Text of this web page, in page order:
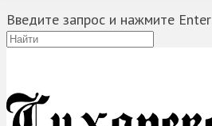
Введите запрос и нажмите Enter